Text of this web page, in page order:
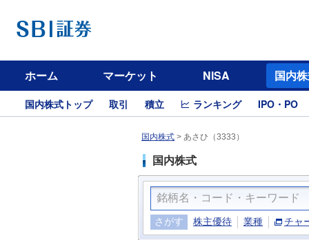
ホーム マーケット NISA 国内
国内株式トップ 取引 積立 ランキング IPO・PO
国内株式 > あさひ（3333）
国内株式
さがす 株主優待 業種 チャ